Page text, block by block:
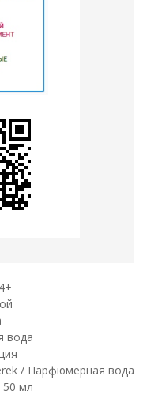
вода
/ Парфюмерная вода
50 мл